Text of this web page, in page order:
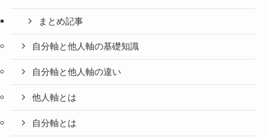
まとめ記事
自分軸と他人軸の基礎知識
自分軸と他人軸の違い
他人軸とは
自分軸とは